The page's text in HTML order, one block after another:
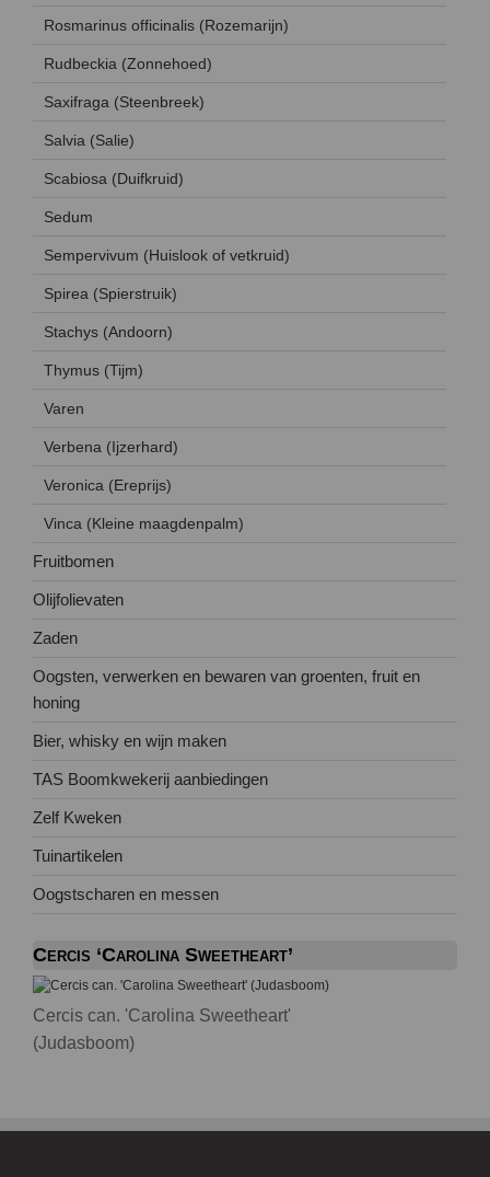
Rosmarinus officinalis (Rozemarijn)
Rudbeckia (Zonnehoed)
Saxifraga (Steenbreek)
Salvia (Salie)
Scabiosa (Duifkruid)
Sedum
Sempervivum (Huislook of vetkruid)
Spirea (Spierstruik)
Stachys (Andoorn)
Thymus (Tijm)
Varen
Verbena (Ijzerhard)
Veronica (Ereprijs)
Vinca (Kleine maagdenpalm)
Fruitbomen
Olijfolievaten
Zaden
Oogsten, verwerken en bewaren van groenten, fruit en
honing
Bier, whisky en wijn maken
TAS Boomkwekerij aanbiedingen
Zelf Kweken
Tuinartikelen
Oogstscharen en messen
Cercis ‘Carolina Sweetheart’
Cercis can. 'Carolina Sweetheart'
(Judasboom)